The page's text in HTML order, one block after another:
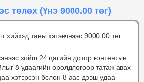
төлөх (Үнэ 9000.00 төг)
хийхэд таны хэтэвчнээс 9000.00 төг
хойш 24 цагийн дотор контентын
8 удаагийн оролдлогоор татаж авах
хэтэрсэн болон 8 аас дээш удаа